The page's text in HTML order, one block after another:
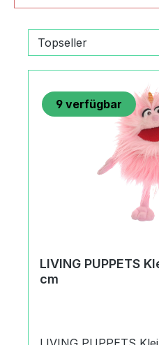
9 verfügbar
LIVING PUPPETS
cm